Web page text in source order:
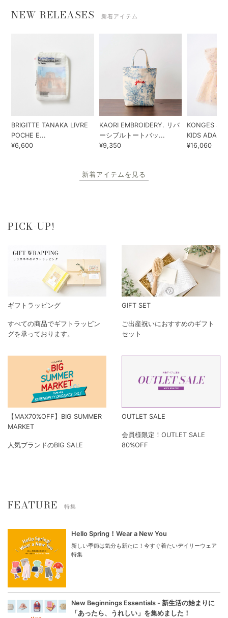
NEW RELEASES 新着アイテム
BRIGITTE TANAKA LIVRE
POCHE E...
¥6,600
KAORI EMBROIDERY. リバ
ーシブルトートバッ...
¥9,350
KONGES
KIDS ADA...
¥16,060
新着アイテムを見る
PICK-UP!
ギフトラッピング
すべての商品でギフトラッピン
グを承っております。
GIFT SET
ご出産祝いにおすすめのギフト
セット
【MAX70%OFF】BIG SUMMER
MARKET
人気ブランドのBIG SALE
OUTLET SALE
会員様限定！OUTLET SALE
80%OFF
FEATURE 特集
Hello Spring！Wear a New You
新しい季節は気分も新たに！今すぐ着たいデイリーウェア
特集
New Beginnings Essentials - 新生活の始まりに
「あったら、うれしい」を集めました！